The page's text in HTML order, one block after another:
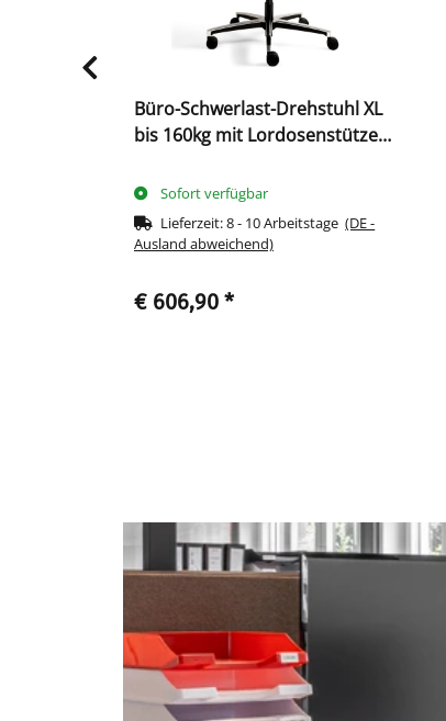
Büro-Schwerlast-Drehstuhl XL
bis 160kg mit Lordosenstütze
Schwarz 210440
Sofort verfügbar
Lieferzeit:8 - 10 Arbeitstage(DE -
Ausland abweichend)
€ 606,90 *